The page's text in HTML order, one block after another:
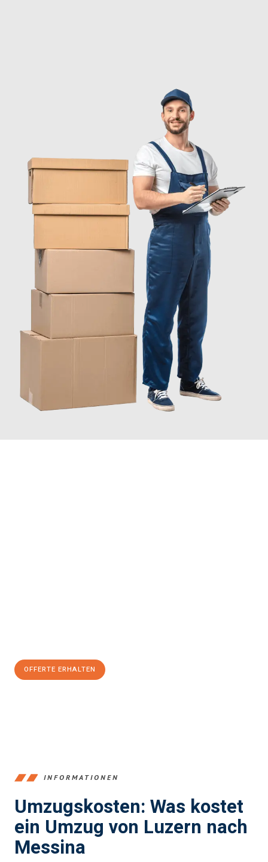
OFFERTE ERHALTEN
INFORMATIONEN
Umzugskosten: Was kostet
ein Umzug von Luzern nach
Messina